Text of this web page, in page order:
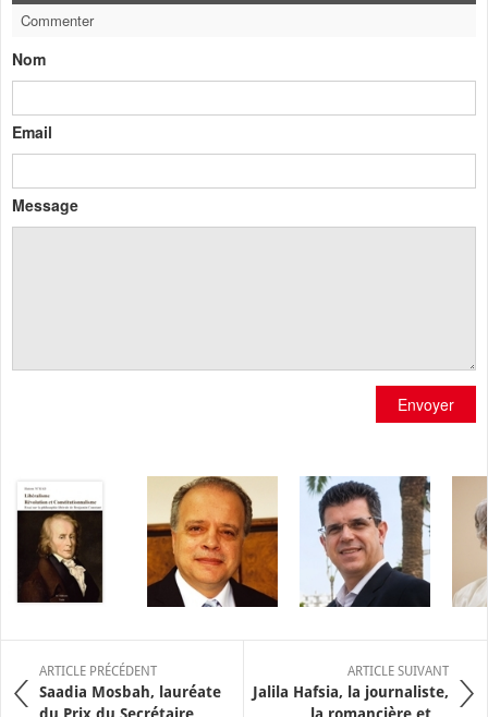
Commenter
Nom
Email
Message
Envoyer
ARTICLE PRÉCÉDENT
Saadia Mosbah, lauréate
ARTICLE SUIVANT
Jalila Hafsia, la journaliste,